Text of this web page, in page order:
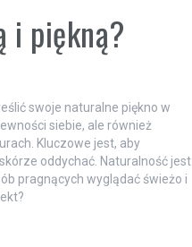
i piękną?
swoje naturalne piękno w
siebie, ale również
Kluczowe jest, aby
oddychać. Naturalność jest
pragnących wyglądać świeżo i